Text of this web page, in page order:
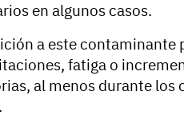
en algunos casos.
a este
fatiga o
al menos durante